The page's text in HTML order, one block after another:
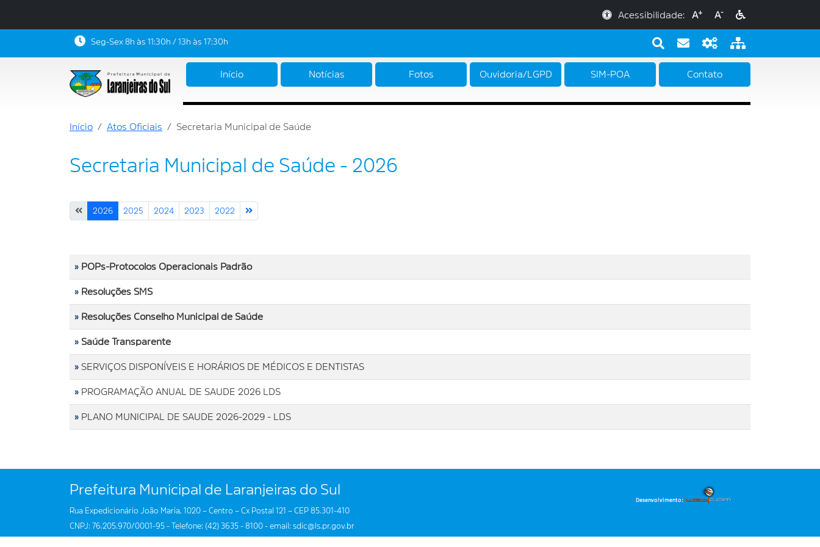
Acessibilidade: A+ A-
Seg-Sex 8h às 11:30h / 13h às 17:30h
Início Notícias Fotos Ouvidoria/LGPD SIM-POA Contato
Início Atos Oficiais Secretaria Municipal de Saúde
Secretaria Municipal de Saúde - 2026
2026 2025 2024 2023 2022
» POPs-Protocolos Operacionais Padrão
» Resoluções SMS
» Resoluções Conselho Municipal de Saúde
» Saúde Transparente
» SERVIÇOS DISPONÍVEIS E HORÁRIOS DE MÉDICOS E DENTISTAS
» PROGRAMAÇÃO ANUAL DE SAUDE 2026 LDS
» PLANO MUNICIPAL DE SAUDE 2026-2029 - LDS
Prefeitura Municipal de Laranjeiras do Sul
Rua Expedicionário João Maria, 1020 – Centro – Cx Postal 121 – CEP 85.301-410
CNPJ: 76.205.970/0001-95 - Telefone: (42) 3635 - 8100 - email: sdic@ls.pr.gov.br